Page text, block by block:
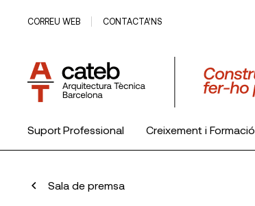
CORREU WEB CONTACTA’NS
Suport Professional Creixement i Formació
Sala de premsa